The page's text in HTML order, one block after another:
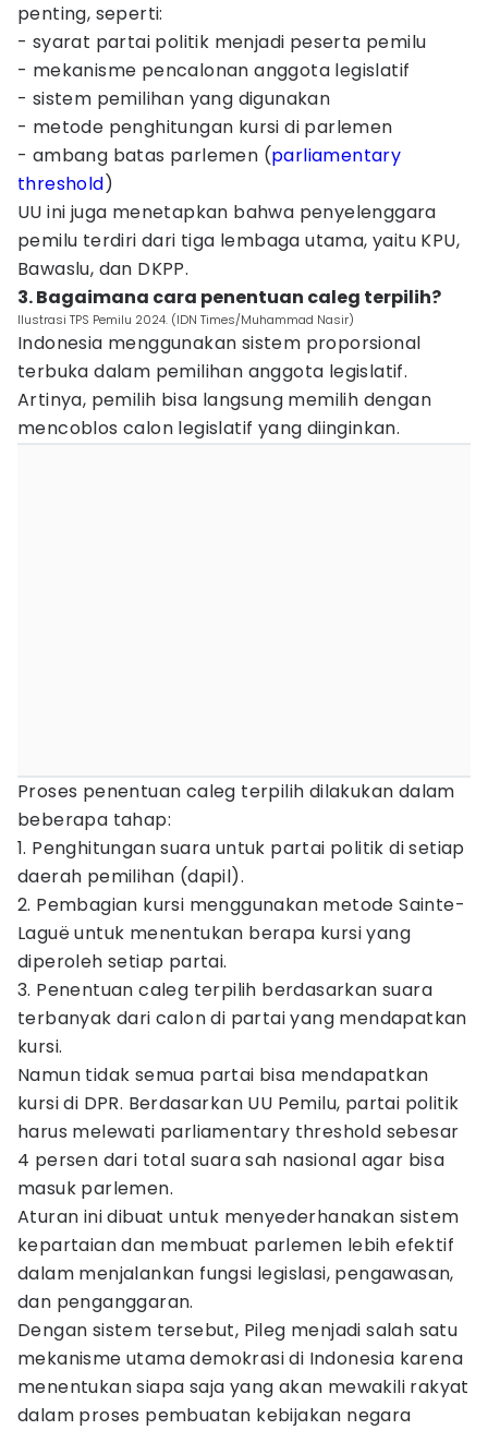
penting, seperti:
- syarat partai politik menjadi peserta pemilu
- mekanisme pencalonan anggota legislatif
- sistem pemilihan yang digunakan
- metode penghitungan kursi di parlemen
- ambang batas parlemen (parliamentary
threshold)
UU ini juga menetapkan bahwa penyelenggara
pemilu terdiri dari tiga lembaga utama, yaitu KPU,
Bawaslu, dan DKPP.
3. Bagaimana cara penentuan caleg terpilih?
Ilustrasi TPS Pemilu 2024. (IDN Times/Muhammad Nasir)
Indonesia menggunakan sistem proporsional
terbuka dalam pemilihan anggota legislatif.
Artinya, pemilih bisa langsung memilih dengan
mencoblos calon legislatif yang diinginkan.
Proses penentuan caleg terpilih dilakukan dalam
beberapa tahap:
1. Penghitungan suara untuk partai politik di setiap
daerah pemilihan (dapil).
2. Pembagian kursi menggunakan metode Sainte-
Laguë untuk menentukan berapa kursi yang
diperoleh setiap partai.
3. Penentuan caleg terpilih berdasarkan suara
terbanyak dari calon di partai yang mendapatkan
kursi.
Namun tidak semua partai bisa mendapatkan
kursi di DPR. Berdasarkan UU Pemilu, partai politik
harus melewati parliamentary threshold sebesar
4 persen dari total suara sah nasional agar bisa
masuk parlemen.
Aturan ini dibuat untuk menyederhanakan sistem
kepartaian dan membuat parlemen lebih efektif
dalam menjalankan fungsi legislasi, pengawasan,
dan penganggaran.
Dengan sistem tersebut, Pileg menjadi salah satu
mekanisme utama demokrasi di Indonesia karena
menentukan siapa saja yang akan mewakili rakyat
dalam proses pembuatan kebijakan negara